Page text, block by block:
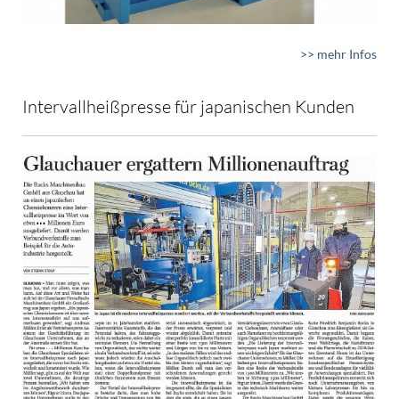
>> mehr Infos
Intervallheißpresse für japanischen Kunden